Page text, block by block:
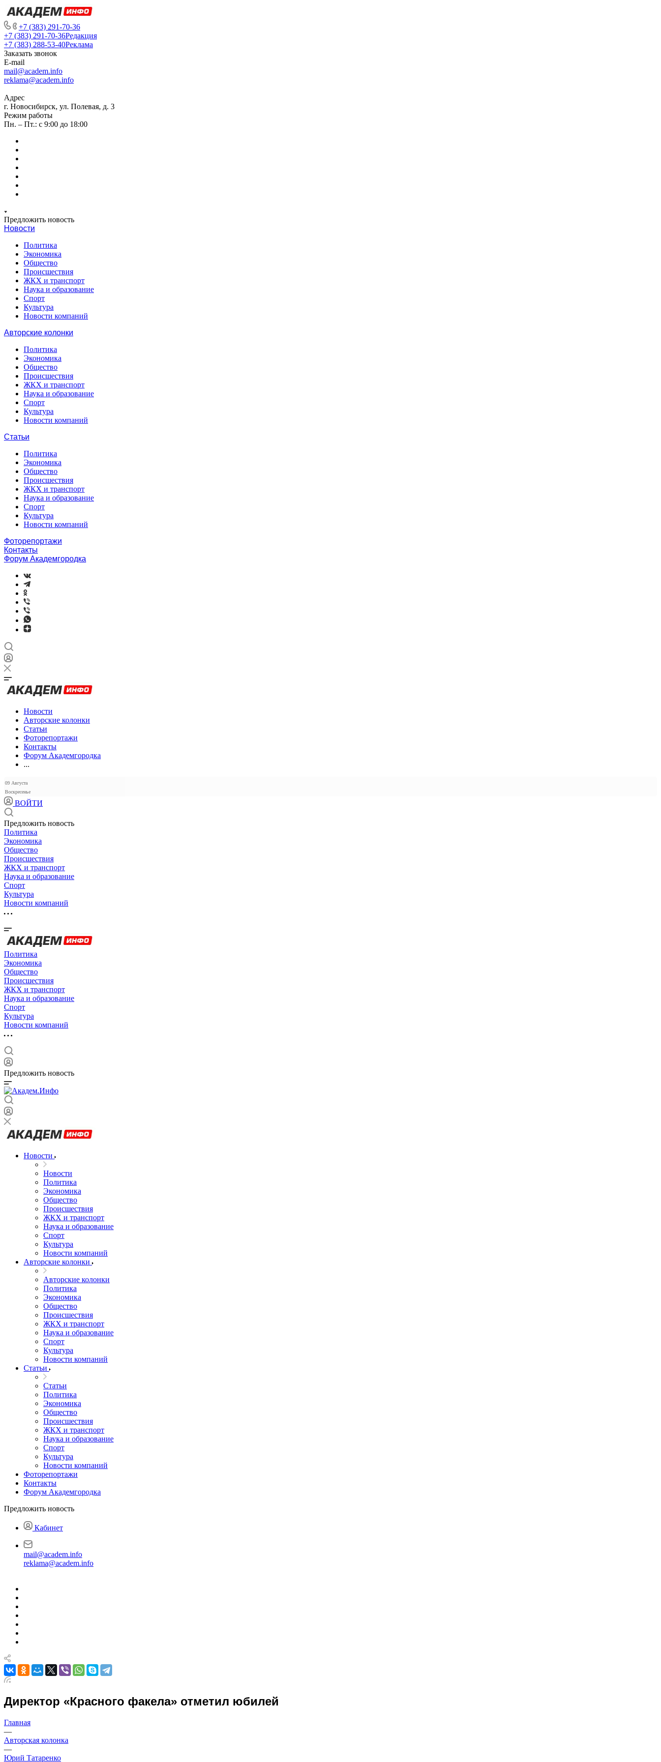
+7 (383) 291-70-36
+7 (383) 291-70-36Редакция
+7 (383) 288-53-40Реклама
Заказать звонок
E-mail
mail@academ.info
reklama@academ.info
Адрес
г. Новосибирск, ул. Полевая, д. 3
Режим работы
Пн. – Пт.: с 9:00 до 18:00
Предложить новость
Новости
Политика
Экономика
Общество
Происшествия
ЖКХ и транспорт
Наука и образование
Спорт
Культура
Новости компаний
Авторские колонки
Политика
Экономика
Общество
Происшествия
ЖКХ и транспорт
Наука и образование
Спорт
Культура
Новости компаний
Статьи
Политика
Экономика
Общество
Происшествия
ЖКХ и транспорт
Наука и образование
Спорт
Культура
Новости компаний
Фоторепортажи
Контакты
Форум Академгородка
Новости
Авторские колонки
Статьи
Фоторепортажи
Контакты
Форум Академгородка
...
09 Августа
Воскресенье
ВОЙТИ
Предложить новость
Политика
Экономика
Общество
Происшествия
ЖКХ и транспорт
Наука и образование
Спорт
Культура
Новости компаний
Политика
Экономика
Общество
Происшествия
ЖКХ и транспорт
Наука и образование
Спорт
Культура
Новости компаний
Предложить новость
Новости
Новости
Политика
Экономика
Общество
Происшествия
ЖКХ и транспорт
Наука и образование
Спорт
Культура
Новости компаний
Авторские колонки
Авторские колонки
Политика
Экономика
Общество
Происшествия
ЖКХ и транспорт
Наука и образование
Спорт
Культура
Новости компаний
Статьи
Статьи
Политика
Экономика
Общество
Происшествия
ЖКХ и транспорт
Наука и образование
Спорт
Культура
Новости компаний
Фоторепортажи
Контакты
Форум Академгородка
Предложить новость
Кабинет
mail@academ.info
reklama@academ.info
Директор «Красного факела» отметил юбилей
Главная
—
Авторская колонка
—
Юрий Татаренко